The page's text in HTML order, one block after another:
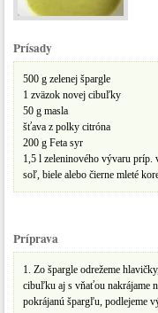
Prísady
500 g zelenej špargle
1 zväzok novej cibuľky
50 g masla
šťava z polky citróna
200 g Feta syr
1,5 l zeleninového vývaru príp.
soľ, biele alebo čierne mleté
Príprava
1. Zo špargle odrežeme
cibuľku aj s vňaťou nakrájame
pokrájanú špargľu, podlejeme